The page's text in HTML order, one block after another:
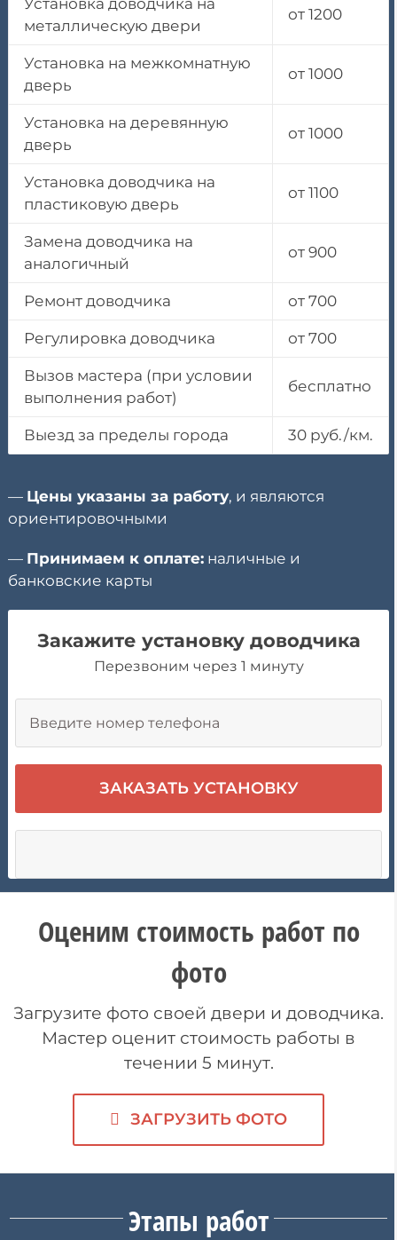
Установка доводчика на
металлическую двери
от 1200
Установка на межкомнатную
дверь
от 1000
Установка на деревянную
дверь
от 1000
Установка доводчика на
пластиковую дверь
от 1100
Замена доводчика на
аналогичный
от 900
Ремонт доводчика от 700
Регулировка доводчика от 700
Вызов мастера (при условии
выполнения работ)
бесплатно
Выезд за пределы города 30 руб./км.
— Цены указаны за работу, и являются
ориентировочными
— Принимаем к оплате: наличные и
банковские карты
Закажите установку доводчика
Перезвоним через 1 минуту
Оценим стоимость работ по
фото
Загрузите фото своей двери и доводчика.
Мастер оценит стоимость работы в
течении 5 минут.
ЗАГРУЗИТЬ ФОТО
Этапы работ